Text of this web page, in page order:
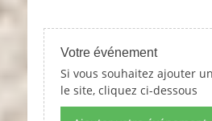
Votre événement
Si vous souhaitez ajouter
le site, cliquez ci-dessous